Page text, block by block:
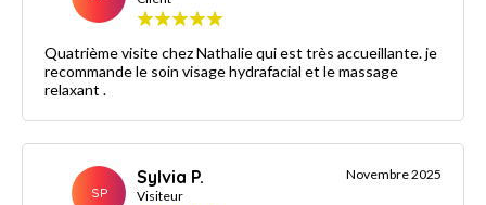
Quatrième visite chez Nathalie qui est très accueillante. je
recommande le soin visage hydrafacial et le massage
relaxant .
SP
Sylvia P.
Visiteur
Novembre 2025